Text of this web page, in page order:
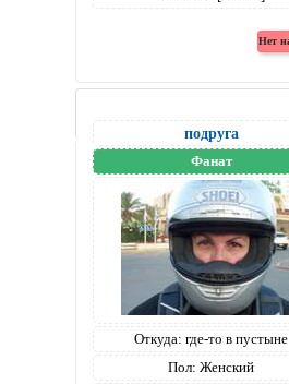
подруга
Фанат
Откуда: где-то в пустыне
Пол: Женский